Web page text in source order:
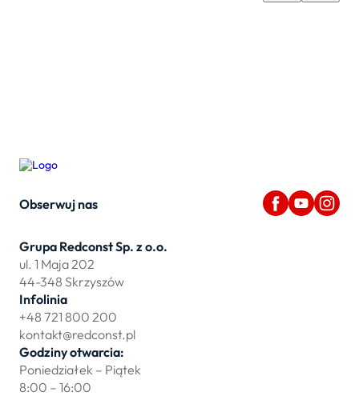
Obserwuj nas
Grupa Redconst Sp. z o.o.
ul. 1 Maja 202
44-348 Skrzyszów
Infolinia
+48 721 800 200
kontakt@redconst.pl
Godziny otwarcia:
Poniedziałek – Piątek
8:00 – 16:00